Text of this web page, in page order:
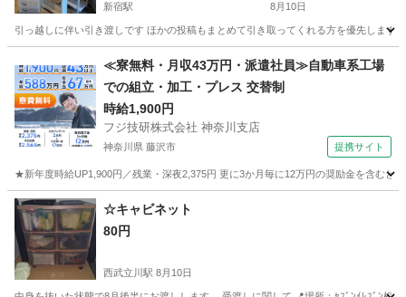
新宿駅 8月10日
引っ越しに伴い引き渡しです ほかの投稿もまとめて引き取ってくれる方を優先しま
新宿駅 収納家具 キャスター
≪寮無料・月収43万円・派遣社員≫自動車系工場
での組立・加工・プレス 交替制
時給1,900円
フジ技研株式会社 神奈川支店
神奈川県 藤沢市 提携サイト
★新年度時給UP1,900円／残業・深夜2,375円 更に3か月毎に12万円の奨励金を含む
神奈川 藤沢市 その他
☆キャビネット
80円
西武立川駅 8月10日